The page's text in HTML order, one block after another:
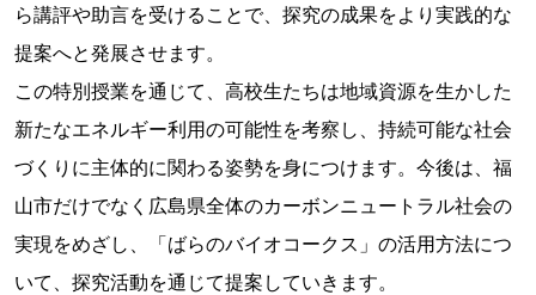
ら講評や助言を受けることで、探究の成果をより実践的な
提案へと発展させます。
この特別授業を通じて、高校生たちは地域資源を生かした
新たなエネルギー利用の可能性を考察し、持続可能な社会
づくりに主体的に関わる姿勢を身につけます。今後は、福
山市だけでなく広島県全体のカーボンニュートラル社会の
実現をめざし、「ばらのバイオコークス」の活用方法につ
いて、探究活動を通じて提案していきます。